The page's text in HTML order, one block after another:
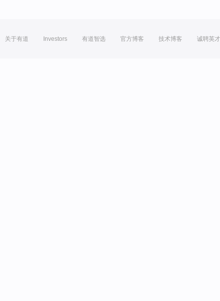
关于有道 Investors 有道智选 官方博客 技术博客 诚聘英才